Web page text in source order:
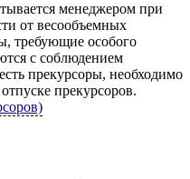
менеджером при
от весообъемных
требующие особого
с соблюдением
прекурсоры, необходимо
прекурсоров.